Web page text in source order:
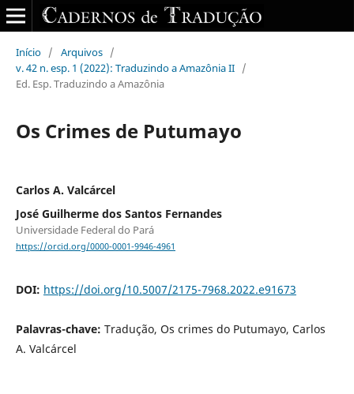
Início / Arquivos /
v. 42 n. esp. 1 (2022): Traduzindo a Amazônia II /
Ed. Esp. Traduzindo a Amazônia
Os Crimes de Putumayo
Carlos A. Valcárcel
José Guilherme dos Santos Fernandes
Universidade Federal do Pará
https://orcid.org/0000-0001-9946-4961
DOI: https://doi.org/10.5007/2175-7968.2022.e91673
Palavras-chave: Tradução, Os crimes do Putumayo, Carlos
A. Valcárcel